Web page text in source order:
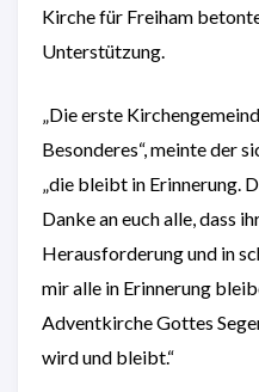
Kirche für Freiham
Unterstützung.
„Die erste
Besonderes“, meinte der
„die bleibt in Erinnerung.
Danke an euch alle, dass
Herausforderung und in
mir alle in Erinnerung
Adventkirche Gottes
wird und bleibt.“